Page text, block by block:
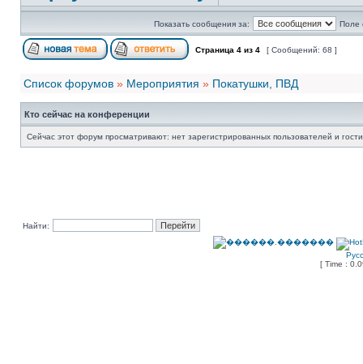
Показать сообщения за: Поле
Страница 4 из 4 [ Сообщений: 68 ]
Список форумов » Мероприятия » Покатушки, ПВД
Кто сейчас на конференции
Сейчас этот форум просматривают: нет зарегистрированных пользователей и
Найти:
[ Time :